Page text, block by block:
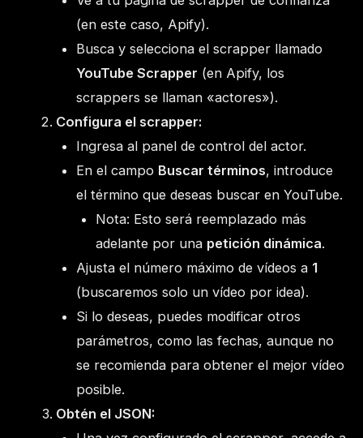
(en este caso, Apify).
Busca y selecciona el scrapper llamado
YouTube Scrapper (en Apify, los
scrappers se llaman «actores»).
Configura el scrapper:
Ingresa al panel de control del actor.
En el campo Buscar términos, introduce
el término que deseas buscar en YouTube.
Nota: Esto será reemplazado más
adelante por una petición dinámica.
Ajusta el número máximo de vídeos a 1
(buscaremos solo un vídeo por idea).
Si lo deseas, puedes modificar otros
parámetros, como las fechas, aunque no
se recomienda para obtener el mejor vídeo
posible.
Obtén el JSON: